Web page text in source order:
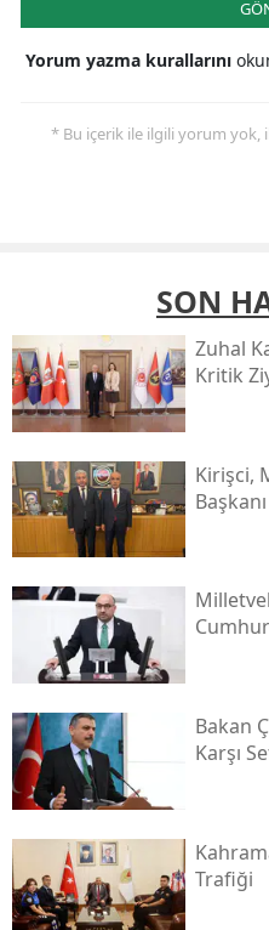
Yorum yazma kurallarını
* Bu içerik ile ilgili yorum yok,
SON
Zuhal
Kritik
Kirişci,
Bakan
Karşı
Trafiği